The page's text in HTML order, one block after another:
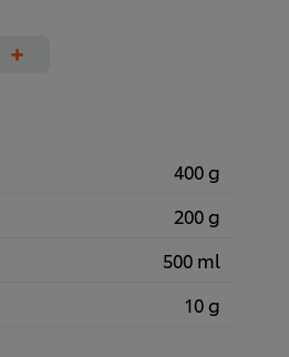
+
400 g
200 g
500 ml
10 g